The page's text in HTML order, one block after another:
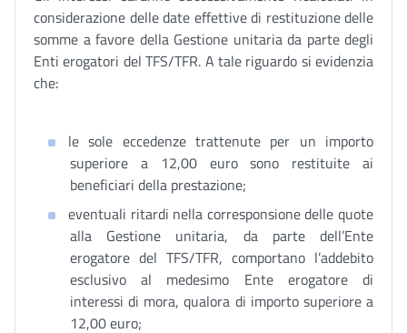
considerazione delle date effettive di restituzione delle
somme a favore della Gestione unitaria da parte degli
Enti erogatori del TFS/TFR. A tale riguardo si evidenzia
che:
le sole eccedenze trattenute per un importo
superiore a 12,00 euro sono restituite ai
beneficiari della prestazione;
eventuali ritardi nella corresponsione delle quote
alla Gestione unitaria, da parte dell’Ente
erogatore del TFS/TFR, comportano l’addebito
esclusivo al medesimo Ente erogatore di
interessi di mora, qualora di importo superiore a
12,00 euro;